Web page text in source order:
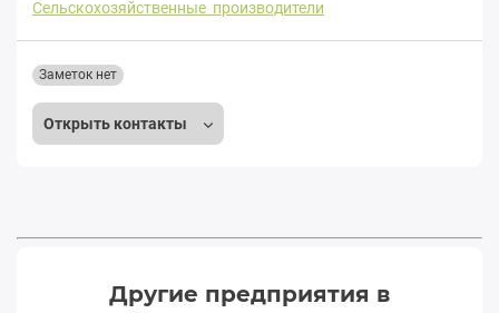
Сельскохозяйственные производители
Открыть контакты
Заметок нет
Другие предприятия в